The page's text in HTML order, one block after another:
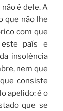
é dele. A
que não lhe
com que
este país e
insolência
nem que
consiste
apelido: é o
que se